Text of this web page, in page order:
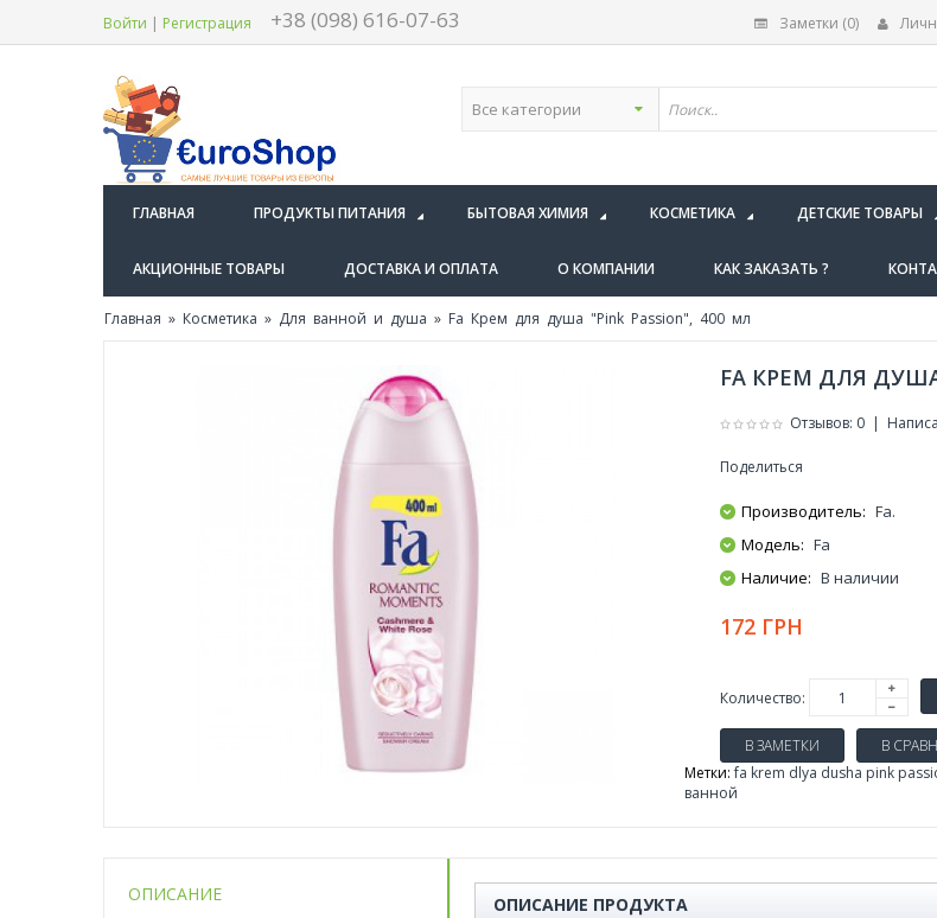
Войти | Регистрация +38 (098) 616-07-63 Заметки (0)
ГЛАВНАЯ ПРОДУКТЫ ПИТАНИЯ БЫТОВАЯ ХИМИЯ КОСМЕТИКА ДЕТСКИЕ ТОВАРЫ
АКЦИОННЫЕ ТОВАРЫ ДОСТАВКА И ОПЛАТА О КОМПАНИИ КАК ЗАКАЗАТЬ ?
Главная » Косметика » Для ванной и душа » Fa Крем для душа "Pink Passion", 400 мл
FA КРЕМ ДЛЯ ДУША
Отзывов: 0|
Поделиться
Производитель: Fa.
Модель: Fa
Наличие: В наличии
172 ГРН
Количество:
В ЗАМЕТКИ
В
Метки: fa krem dlya dusha pink
ванной
ОПИСАНИЕ ОПИСАНИЕ ПРОДУКТА